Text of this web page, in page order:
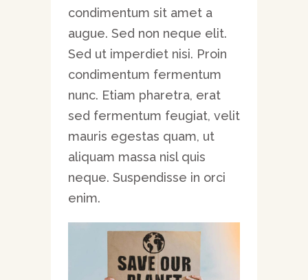
condimentum sit amet a
augue. Sed non neque elit.
Sed ut imperdiet nisi. Proin
condimentum fermentum
nunc. Etiam pharetra, erat
sed fermentum feugiat, velit
mauris egestas quam, ut
aliquam massa nisl quis
neque. Suspendisse in orci
enim.